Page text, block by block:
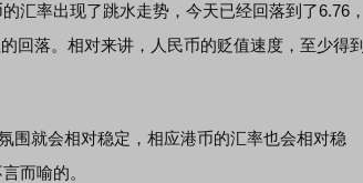
率出现了跳水走势，今天已经回落到了6.76，
回落。相对来讲，人民币的贬值速度，至少得到
就会相对稳定，相应港币的汇率也会相对稳
而喻的。